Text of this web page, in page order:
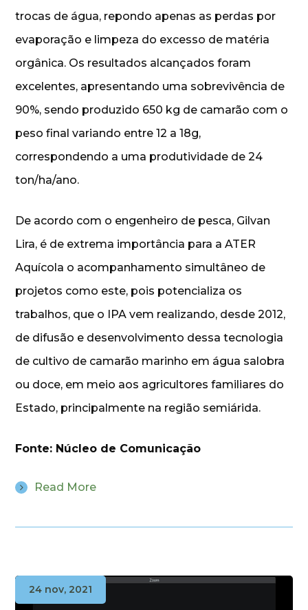
trocas de água, repondo apenas as perdas por
evaporação e limpeza do excesso de matéria
orgânica. Os resultados alcançados foram
excelentes, apresentando uma sobrevivência de
90%, sendo produzido 650 kg de camarão com o
peso final variando entre 12 a 18g,
correspondendo a uma produtividade de 24
ton/ha/ano.
De acordo com o engenheiro de pesca, Gilvan
Lira, é de extrema importância para a ATER
Aquícola o acompanhamento simultâneo de
projetos como este, pois potencializa os
trabalhos, que o IPA vem realizando, desde 2012,
de difusão e desenvolvimento dessa tecnologia
de cultivo de camarão marinho em água salobra
ou doce, em meio aos agricultores familiares do
Estado, principalmente na região semiárida.
Fonte: Núcleo de Comunicação
Read More
24 nov, 2021